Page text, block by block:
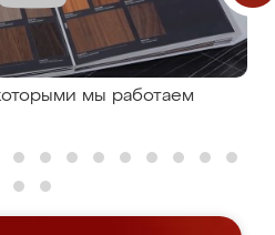
мы работаем